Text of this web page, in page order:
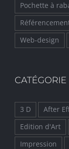
Pochette à
Web-design
CATÉGORIE
3 D After
Edition d'Art
Impression